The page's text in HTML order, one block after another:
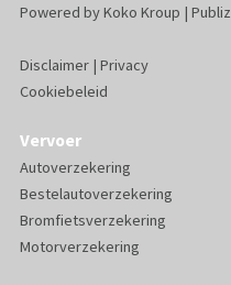
Powered byKoko Kroup | Publiz
Disclaimer| Privacy
Cookiebeleid
Vervoer
Autoverzekering
Bestelautoverzekering
Bromfietsverzekering
Motorverzekering